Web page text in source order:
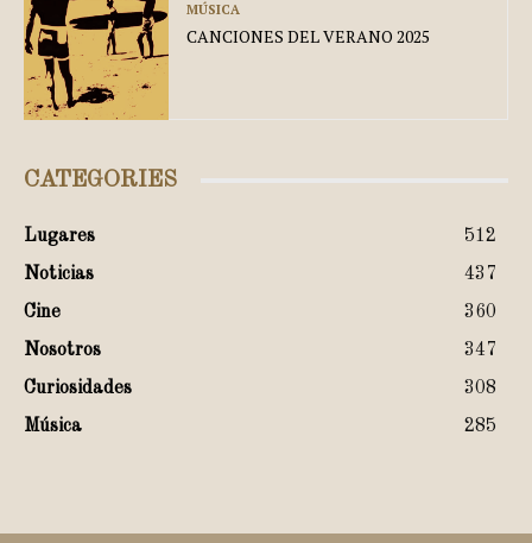
MÚSICA
CANCIONES DEL VERANO 2025
CATEGORIES
Lugares
512
Noticias
437
Cine
360
Nosotros
347
Curiosidades
308
Música
285